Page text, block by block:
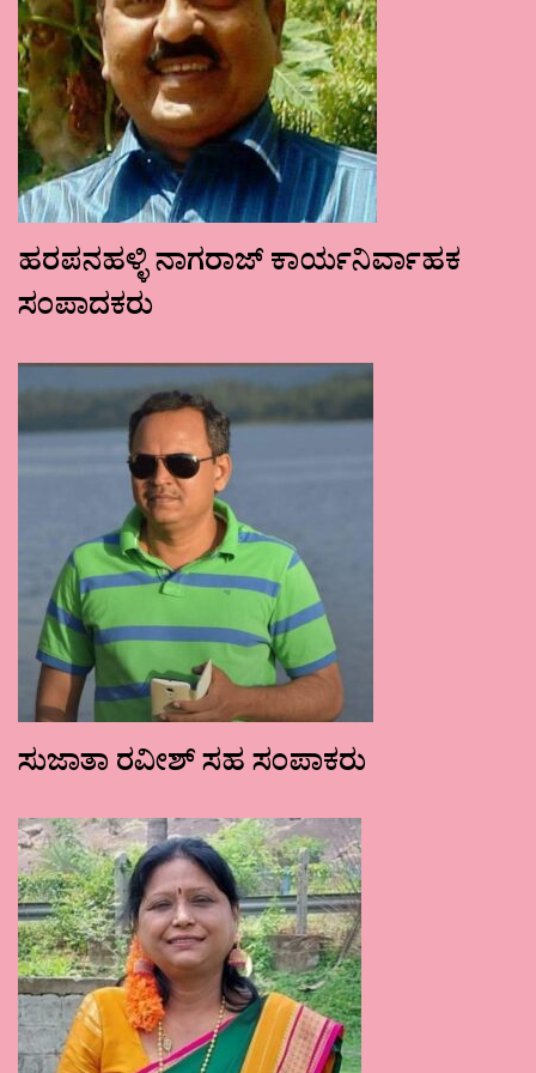
ಹರಪನಹಳ್ಳಿ ನಾಗರಾಜ್ ಕಾರ್ಯನಿರ್ವಾಹಕ
ಸಂಪಾದಕರು
ಸುಜಾತಾ ರವೀಶ್ ಸಹ ಸಂಪಾಕರು